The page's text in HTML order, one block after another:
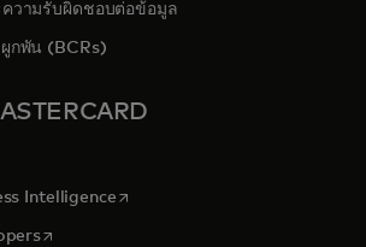
วามรับผิดชอบต่อข้อมูล
กพัน (BCRs)
in a new tab
Intelligenceopens in a new tab
opens in a new tab